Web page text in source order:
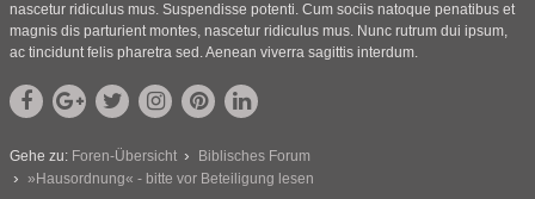
nascetur ridiculus mus. Suspendisse potenti. Cum sociis natoque penatibus et
magnis dis parturient montes, nascetur ridiculus mus. Nunc rutrum dui ipsum,
ac tincidunt felis pharetra sed. Aenean viverra sagittis interdum.
Gehe zu: Foren-Übersicht
Biblisches Forum
»Hausordnung« - bitte vor Beteiligung lesen